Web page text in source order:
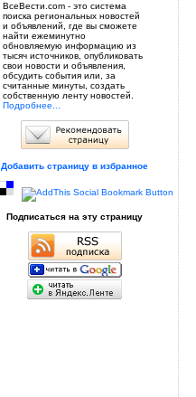
ВсеВести.com - это система
поиска региональных новостей
и объявлений, где вы сможете
найти ежеминутно
обновляемую информацию из
тысяч источников, опубликовать
свои новости и объявления,
обсудить события или, за
считанные минуты, создать
собственную ленту новостей.
Подробнее...
Добавить страницу в избранное
Подписаться на эту страницу